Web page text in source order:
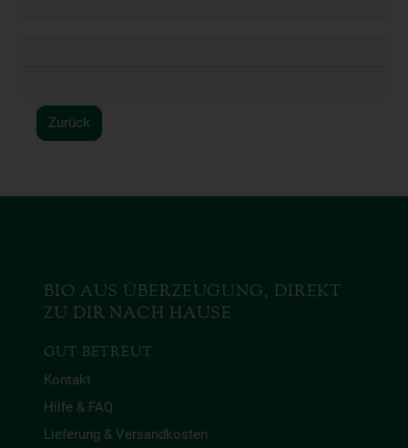
Zurück
BIO AUS ÜBERZEUGUNG, DIREKT
ZU DIR NACH HAUSE
GUT BETREUT
Kontakt
Hilfe & FAQ
Lieferung & Versandkosten